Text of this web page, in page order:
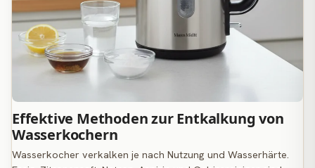
Effektive Methoden zur Entkalkung von
Wasserkochern
Wasserkocher verkalken je nach Nutzung und Wasserhärte.